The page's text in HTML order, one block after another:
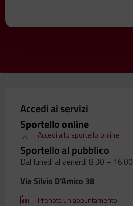
Accedi ai servizi
Sportello online
Accedi allo sportello online
Sportello al pubblico
Dal lunedì al venerdì 8.30 – 16.00
Via Silvio D’Amico 38
Prenota un appuntamento